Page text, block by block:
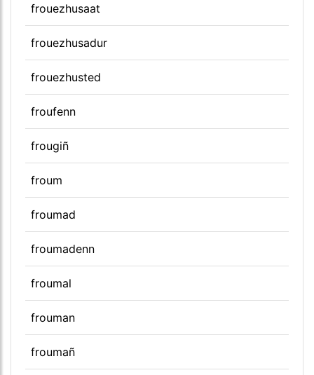
frouezhusaat
frouezhusadur
frouezhusted
froufenn
frougiñ
froum
froumad
froumadenn
froumal
frouman
froumañ